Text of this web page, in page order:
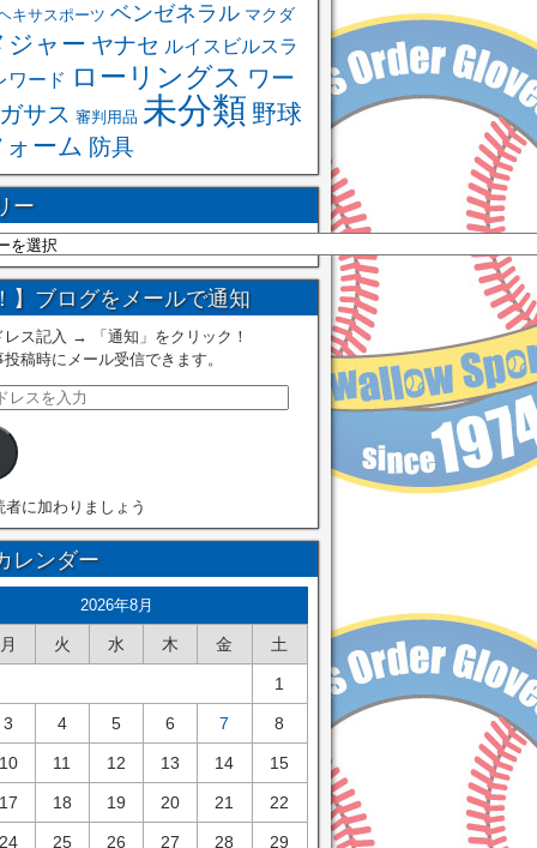
キサスポーツ ベンゼネラル マクダ
ジャー ヤナセ ルイスビルスラ
ワード ローリングス ワー
サス 審判用品 未分類 野球
ーム 防具
ー
】ブログをメールで通知
レス記入 → 「通知」をクリック！
稿時にメール受信できます。
者に加わりましょう
レンダー
2026年8月
月 火 水 木 金 土
1
3 4 5 6 7 8
11 12 13 14 15
18 19 20 21 22
25 26 27 28 29